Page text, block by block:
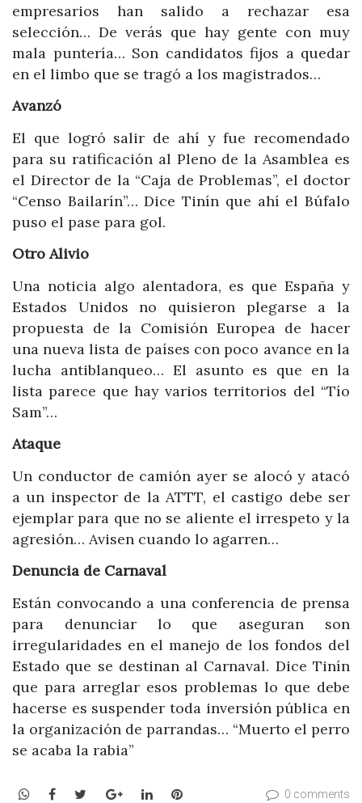
empresarios han salido a rechazar esa
selección… De verás que hay gente con muy
mala puntería… Son candidatos fijos a quedar
en el limbo que se tragó a los magistrados…
Avanzó
El que logró salir de ahí y fue recomendado
para su ratificación al Pleno de la Asamblea es
el Director de la “Caja de Problemas”, el doctor
“Censo Bailarín”… Dice Tinín que ahí el Búfalo
puso el pase para gol.
Otro Alivio
Una noticia algo alentadora, es que España y
Estados Unidos no quisieron plegarse a la
propuesta de la Comisión Europea de hacer
una nueva lista de países con poco avance en la
lucha antiblanqueo… El asunto es que en la
lista parece que hay varios territorios del “Tío
Sam”…
Ataque
Un conductor de camión ayer se alocó y atacó
a un inspector de la ATTT, el castigo debe ser
ejemplar para que no se aliente el irrespeto y la
agresión… Avisen cuando lo agarren…
Denuncia de Carnaval
Están convocando a una conferencia de prensa
para denunciar lo que aseguran son
irregularidades en el manejo de los fondos del
Estado que se destinan al Carnaval. Dice Tinín
que para arreglar esos problemas lo que debe
hacerse es suspender toda inversión pública en
la organización de parrandas… “Muerto el perro
se acaba la rabia”
WhatsApp
Facebook
TwitterGoogle+LinkedInPinterest 0 comments